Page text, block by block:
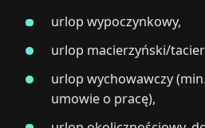
urlop wypoczynkowy,
urlop macierzyński/
urlop wychowawczy
umowie o pracę),